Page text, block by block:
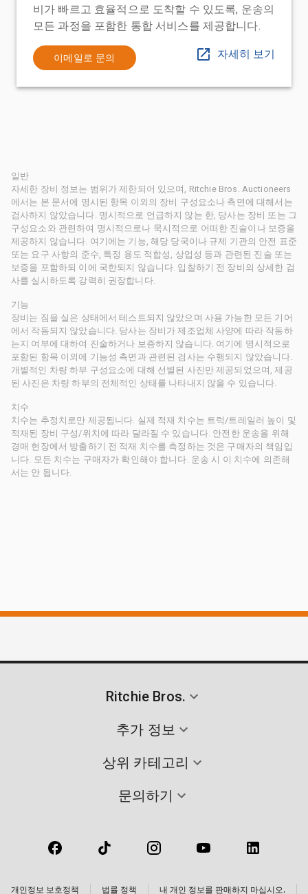
비가 빠르고 효율적으로 도착할 수 있도록, 운송의
모든 과정을 포함한 통합 서비스를 제공합니다.
이메일로 문의 자세히 보기
일반
자세한 장비 정보는 범위가 제한되어 있으며, Ritchie Bros. Auctioneers
에서는 본 문서에 명시된 항목 이외의 장비 구성요소나 측면에 대해서는
검사하지 않았습니다. 명시적으로 언급하지 않는 한, 당사는 장비 또는 그
구성요소와 관련하여 명시적으로나 묵시적으로 어떠한 진술이나 보증을
제공하지 않습니다. 여기에는 기능, 해당 당국이나 규제 기관의 안전 표준
또는 요구 사항의 준수, 특정 용도 적합성, 상업성 등과 관련된 진술 또는
보증을 포함하되 이에 국한되지 않습니다. 입찰하기 전 장비의 상세한 검
사를 실시하도록 강력히 권장합니다.
기능
장비는 짐을 실은 상태에서 테스트되지 않았으며 사용 가능한 모든 기어
에서 작동되지 않았습니다. 당사는 장비가 제조업체 사양에 따라 작동하
는지 여부에 대하여 진술하거나 보증하지 않습니다. 여기에 명시적으로
포함된 항목 이외에 기능성 측면과 관련된 검사는 수행되지 않았습니다.
개별적인 차량 하부 구성요소에 대해 선별된 사진만 제공되었으며, 제공
된 사진은 차량 하부의 전체적인 상태를 나타내지 않을 수 있습니다.
치수
치수는 추정치로만 제공됩니다. 실제 적재 치수는 트럭/트레일러 높이 및
적재된 장비 구성/위치에 따라 달라질 수 있습니다. 안전한 운송을 위해
경매 현장에서 방출하기 전 적재 치수를 측정하는 것은 구매자의 책임입
니다. 모든 치수는 구매자가 확인해야 합니다. 운송 시 이 치수에 의존해
서는 안 됩니다.
Ritchie Bros.
추가 정보
상위 카테고리
문의하기
개인정보 보호정책 법률 정책 내 개인 정보를 판매하지 마십시오.